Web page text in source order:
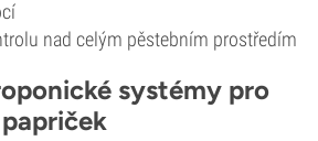
nad celým pěstebním prostředím
systémy pro